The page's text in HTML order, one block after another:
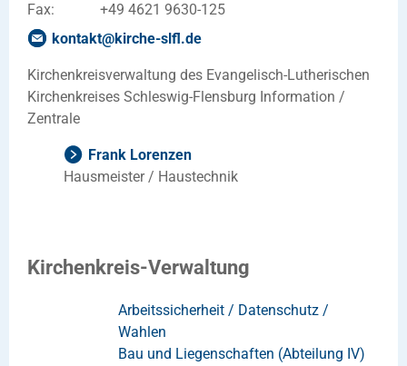
Fax:
+49 4621 9630-125
kontakt@kirche-slfl.de
Kirchenkreisverwaltung des Evangelisch-Lutherischen
Kirchenkreises Schleswig-Flensburg Information /
Zentrale
Frank Lorenzen
Hausmeister / Haustechnik
Kirchenkreis-Verwaltung
Arbeitssicherheit / Datenschutz /
Wahlen
Bau und Liegenschaften (Abteilung IV)